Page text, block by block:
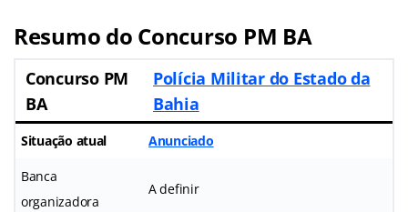
Resumo do Concurso PM BA
Concurso PM
BA
Polícia Militar do Estado da
Bahia
Situação atual Anunciado
Banca
organizadora
A definir